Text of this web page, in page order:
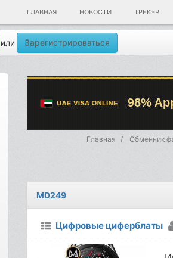
ГЛАВНАЯ НОВОСТИ ТРЕКЕР
или Зарегистрироваться
Главная Обменник
MD249
Цифровые циферблаты